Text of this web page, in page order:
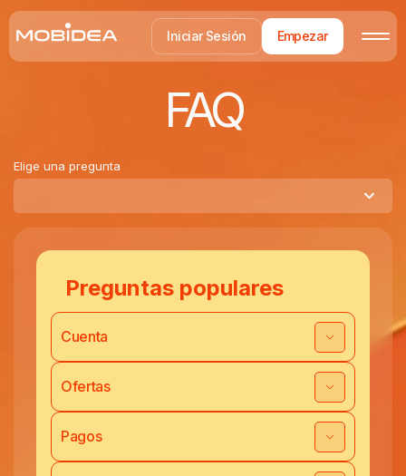
Iniciar Sesión Empezar
FAQ
Elige una pregunta
Preguntas populares
Cuenta
Ofertas
Pagos